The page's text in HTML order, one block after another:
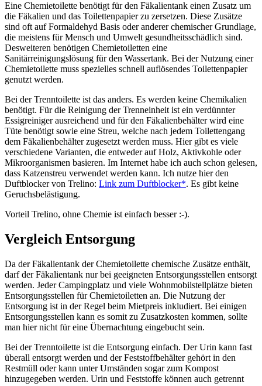
Eine Chemietoilette benötigt für den Fäkalientank einen Zusatz um
die Fäkalien und das Toilettenpapier zu zersetzen. Diese Zusätze
sind oft auf Formaldehyd Basis oder anderer chemischer Grundlage,
die meistens für Mensch und Umwelt gesundheitsschädlich sind.
Desweiteren benötigen Chemietoiletten eine
Sanitärreinigungslösung für den Wassertank. Bei der Nutzung einer
Chemietoilette muss spezielles schnell auflösendes Toilettenpapier
genutzt werden.
Bei der Trenntoilette ist das anders. Es werden keine Chemikalien
benötigt. Für die Reinigung der Trenneinheit ist ein verdünnter
Essigreiniger ausreichend und für den Fäkalienbehälter wird eine
Tüte benötigt sowie eine Streu, welche nach jedem Toilettengang
dem Fäkalienbehälter zugesetzt werden muss. Hier gibt es viele
verschiedene Varianten, die entweder auf Holz, Aktivkohle oder
Mikroorganismen basieren. Im Internet habe ich auch schon gelesen,
dass Katzenstreu verwendet werden kann. Ich nutze hier den
Duftblocker von Trelino: Link zum Duftblocker*. Es gibt keine
Geruchsbelästigung.
Vorteil Trelino, ohne Chemie ist einfach besser :-).
Vergleich Entsorgung
Da der Fäkalientank der Chemietoilette chemische Zusätze enthält,
darf der Fäkalientank nur bei geeigneten Entsorgungsstellen entsorgt
werden. Jeder Campingplatz und viele Wohnmobilstellplätze bieten
Entsorgungsstellen für Chemietoiletten an. Die Nutzung der
Entsorgung ist in der Regel beim Mietpreis inkludiert. Bei einigen
Entsorgungsstellen kann es somit zu Zusatzkosten kommen, sollte
man hier nicht für eine Übernachtung eingebucht sein.
Bei der Trenntoilette ist die Entsorgung einfach. Der Urin kann fast
überall entsorgt werden und der Feststoffbehälter gehört in den
Restmüll oder kann unter Umständen sogar zum Kompost
hinzugegeben werden. Urin und Feststoffe können auch getrennt